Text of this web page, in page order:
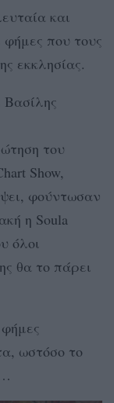
και
φήμες που τους
εκκλησίας.
του
Show,
φούντωσαν
η Soula
όλοι
θα το πάρει
ωστόσο το